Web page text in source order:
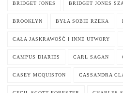
BRIDGET JONES BRIDGET JONES
BROOKLYN BYŁA SOBIE RZEKA
CAŁA JASKRAWOŚĆ I INNE UTWORY
CAMPUS DIARIES CARL SAGAN
CASEY MCQUISTON CASSANDRA